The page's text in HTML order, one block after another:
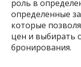
роль в
определенные
которые
цен и выбирать
бронирования.